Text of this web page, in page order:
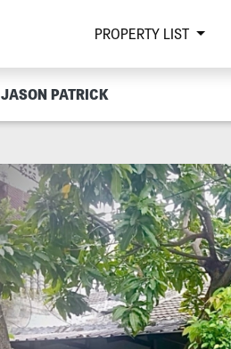
PROPERTY LIST
JASON PATRICK